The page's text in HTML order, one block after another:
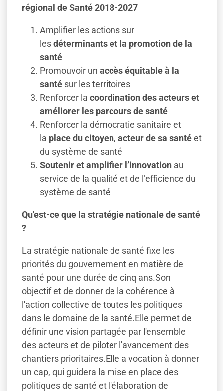
régional de Santé 2018-2027
Amplifier les actions sur
lesdéterminants et la promotion de la
santé
Promouvoir un accès équitable à la
santésur les territoires
Renforcer la coordination des acteurs et
améliorer les parcours de santé
Renforcer la démocratie sanitaire et
la place du citoyen, acteur de sa santéet
du système de santé
Soutenir et amplifier l’innovationau
service de la qualité et de l’efficience du
système de santé
Qu'est-ce que la stratégie nationale de santé
?
La stratégie nationale de santé fixe les
priorités du gouvernement en matière de
santé pour une durée de cinq ans.Son
objectif et de donner de la cohérence à
l'action collective de toutes les politiques
dans le domaine de la santé.Elle permet de
définir une vision partagée par l'ensemble
des acteurs et de piloter l'avancement des
chantiers prioritaires.Elle a vocation à donner
un cap, qui guidera la mise en place des
politiques de santé et l'élaboration de